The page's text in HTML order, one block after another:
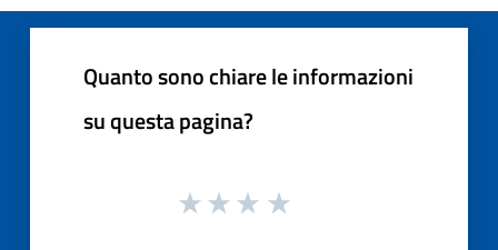
Quanto sono chiare le informazioni
su questa pagina?